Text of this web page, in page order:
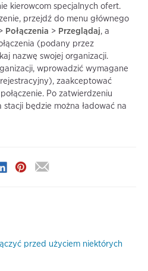
kierowcom specjalnych ofert.
przejdź do menu głównego
Połączenia > Przeglądaj, a
(podany przez
nazwę swojej organizacji.
wprowadzić wymagane
zaakceptować
Po zatwierdzeniu
stacji będzie można ładować na
przed użyciem niektórych